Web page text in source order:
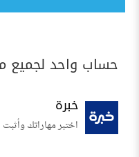
حساب واحد لجميع
خبرة
اختبر مهاراتك